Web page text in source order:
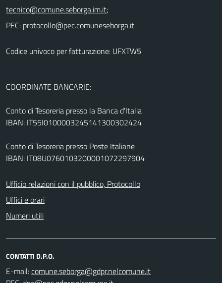
;
PEC:
Codice univoco per fatturazione: UFXTW5
COORDINATE BANCARIE:
Conto di Tesoreria presso la Banca d'Italia
IBAN: IT55I0100003245141300302424
Conto di Tesoreria presso Poste Italiane
IBAN: IT08U0760103200001072297904
Ufficio relazioni con il pubblico, Protocollo
Uffici e orari
Numeri utili
CONTATTI D.P.O.
E-mail: